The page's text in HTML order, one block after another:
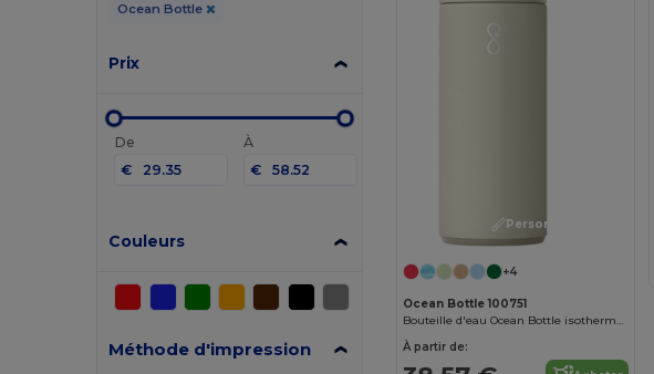
Ocean Bottle
Prix
De
€
À
€
Couleurs
Méthode d'impression
Personnalisez-le !
+4
Ocean Bottle 100751
Bouteille d'eau Ocean Bottle isotherme de 500 ml
À partir de: